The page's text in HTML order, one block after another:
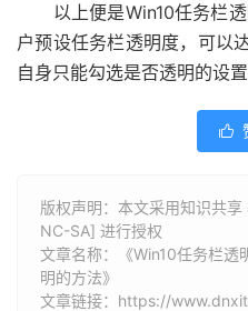
以上便是Win10任务栏透
户预设任务栏透明度，可以
自身只能勾选是否透明的设置

版权声明：本文采用知识共
NC-SA] 进行授权
文章名称：《Win10任务栏透
明的方法》
文章链接： https://